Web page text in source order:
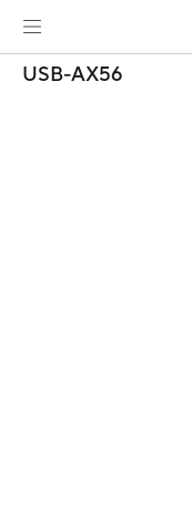
USB-AX56